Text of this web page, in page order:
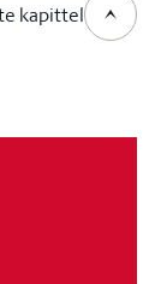
kapittel